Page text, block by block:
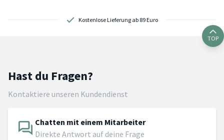
Kostenlose Lieferung ab 89 Euro
TOP
Hast du Fragen?
Kontaktiere unseren Kundendienst
Chatten mit einem Mitarbeiter
Direkte Antwort auf deine Frage